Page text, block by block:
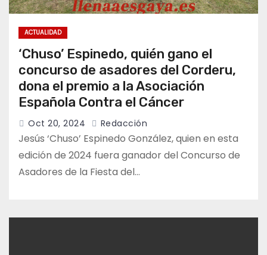
ACTUALIDAD
‘Chuso’ Espinedo, quién gano el
concurso de asadores del Corderu,
dona el premio a la Asociación
Española Contra el Cáncer
Oct 20, 2024 Redacción
Jesús ‘Chuso’ Espinedo González, quien en esta
edición de 2024 fuera ganador del Concurso de
Asadores de la Fiesta del…